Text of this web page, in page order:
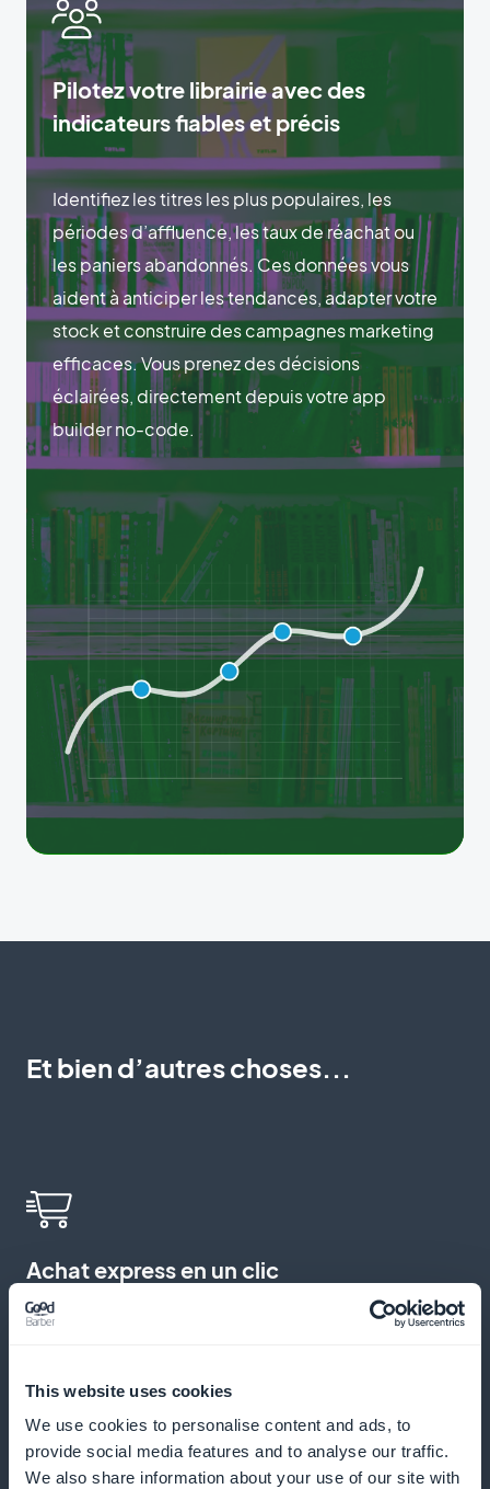
This website uses cookies
We use cookies to personalise content and ads, to
provide social media features and to analyse our traffic.
We also share information about your use of our site with
Pilotez votre librairie avec des
indicateurs fiables et précis
Identifiez les titres les plus populaires, les
périodes d’affluence, les taux de réachat ou
les paniers abandonnés. Ces données vous
aident à anticiper les tendances, adapter votre
stock et construire des campagnes marketing
efficaces. Vous prenez des décisions
éclairées, directement depuis votre app
builder no-code.
Et bien d’autres choses...
Achat express en un clic
Permettez à vos clients de commander un livre
Notifications push ciblées